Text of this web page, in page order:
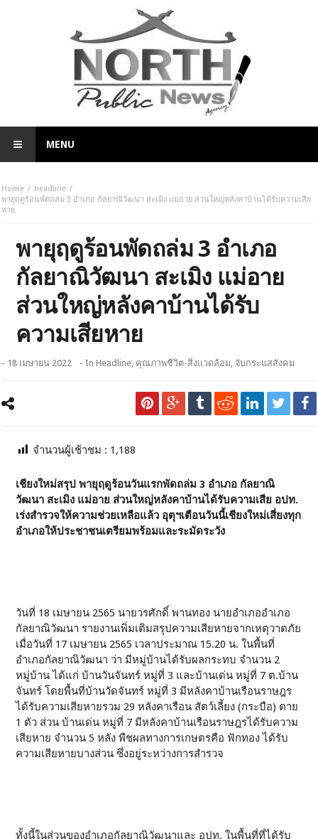
MENU
Home
headline
พายุฤดูร้อนพัดถล่ม 3 อำเภอ กัลยาณิวัฒนา สะเมิง แม่อาย ส่วนใหญ่หลังคาบ้านได้รับความเสีย
หาย
พายุฤดูร้อนพัดถล่ม 3 อำเภอ
กัลยาณิวัฒนา สะเมิง แม่อาย
ส่วนใหญ่หลังคาบ้านได้รับ
ความเสียหาย
- 18 เมษายน 2022 - InHeadline, คุณภาพชีวิต-สิ่งแวดล้อม, จับกระแสสังคม
จำนวนผู้เช้าชม : 1,188
เชียงใหม่สรุป พายุฤดูร้อนวันแรกพัดถล่ม 3 อำเภอ กัลยาณิ
วัฒนา สะเมิง แม่อาย ส่วนใหญ่หลังคาบ้านได้รับความเสีย อปท.
เร่งสำรวจให้ความช่วยเหลือแล้ว อุตุฯเตือนวันนี้เชียงใหม่เสี่ยงทุก
อำเภอให้ประชาชนเตรียมพร้อมและระมัดระวัง
วันที่ 18 เมษายน 2565 นายวรศักดิ์ พานทอง นายอำเภออำเภอ
กัลยาณิวัฒนา รายงานเพิ่มเติมสรุปความเสียหายจากเหตุวาตภัย
เมื่อวันที่ 17 เมษายน 2565 เวลาประมาณ 15.20 น. ในพื้นที่
อำเภอกัลยาณิวัฒนา ว่า มีหมู่บ้านได้รับผลกระทบ จำนวน 2
หมู่บ้าน ได้แก่ บ้านวันจันทร์ หมู่ที่ 3 และบ้านเด่น หมู่ที่ 7 ต.บ้าน
จันทร์ โดยพื้นที่บ้านวัดจันทร์ หมู่ที่ 3 มีหลังคาบ้านเรือนราษฎร
ได้รับความเสียหายรวม 29 หลังคาเรือน สัตว์เลี้ยง (กระบือ) ตาย
1 ตัว ส่วน บ้านเด่น หมู่ที่ 7 มีหลังคาบ้านเรือนราษฎรได้รับความ
เสียหาย จำนวน 5 หลัง พืชผลทางการเกษตรคือ ฟักทอง ได้รับ
ความเสียหายบางส่วน ซึ่งอยู่ระหว่างการสำรวจ
ทั้งนี้ในส่วนของอำเภอกัลยาณิวัฒนาและ อปท. ในพื้นที่ที่ได้รับ